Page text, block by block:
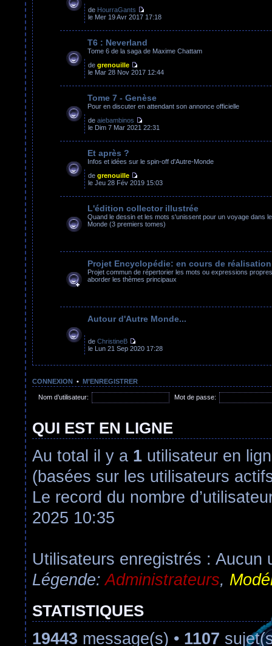
de HourraGants
le Mer 19 Avr 2017 17:18
T6 : Neverland
Tome 6 de la saga de Maxime Chattam
de grenouille
le Mar 28 Nov 2017 12:44
Tome 7 - Genèse
Pour en discuter en attendant son annonce officielle
de aiebambinos
le Dim 7 Mar 2021 22:31
Et après ?
Infos et idées sur le spin-off d'Autre-Monde
de grenouille
le Jeu 28 Fév 2019 15:03
L'édition collector illustrée
Quand le dessin et les mots s'unissent pour un voyage dans
Monde (3 premiers tomes)
Projet Encyclopédie: en cours de réalisation
Projet commun de répertorier les mots ou expressions
aborder les thèmes principaux
Autour d'Autre Monde...
de ChristineB
le Lun 21 Sep 2020 17:28
CONNEXION• M’ENREGISTRER
Nom d’utilisateur: Mot de passe:
QUI EST EN LIGNE
Au total il y a 1utilisateur en
(basées sur les utilisateurs
Le record du nombre
2025 10:35
Utilisateurs enregistrés : Aucun
Légende:Administrateurs,
STATISTIQUES
19443 message(s) • 1107